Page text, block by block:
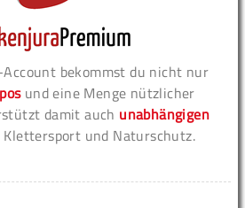
bekommst du nicht nur
und eine Menge nützlicher
damit auch unabhängigen
und Naturschutz.